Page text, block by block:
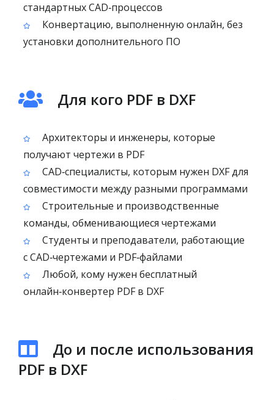
стандартных CAD‑процессов
Конвертацию, выполненную онлайн, без
установки дополнительного ПО
Для кого PDF в DXF
Архитекторы и инженеры, которые
получают чертежи в PDF
CAD‑специалисты, которым нужен DXF для
совместимости между разными программами
Строительные и производственные
команды, обменивающиеся чертежами
Студенты и преподаватели, работающие
с CAD‑чертежами и PDF‑файлами
Любой, кому нужен бесплатный
онлайн‑конвертер PDF в DXF
До и после использования
PDF в DXF